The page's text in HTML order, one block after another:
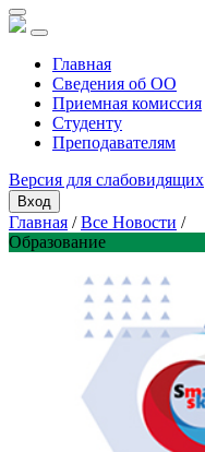
Главная
Сведения об ОО
Приемная комиссия
Студенту
Преподавателям
Версия для слабовидящих
Вход
Главная /Все Новости /
Образование